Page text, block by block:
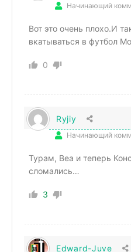
Начинающий
Вот это очень плохо.И
вкатываться в футбол
0
Ryjiy
Начинающий
Турам, Веа и теперь
сломались…
3
Edward-Juve